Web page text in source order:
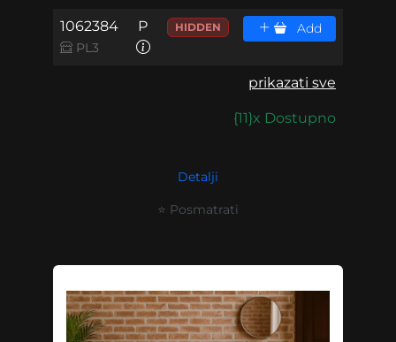
1062384
PL3
P HIDDEN Add
prikazati sve
{11}x Dostupno
Detalji
⭐ Posmatrati